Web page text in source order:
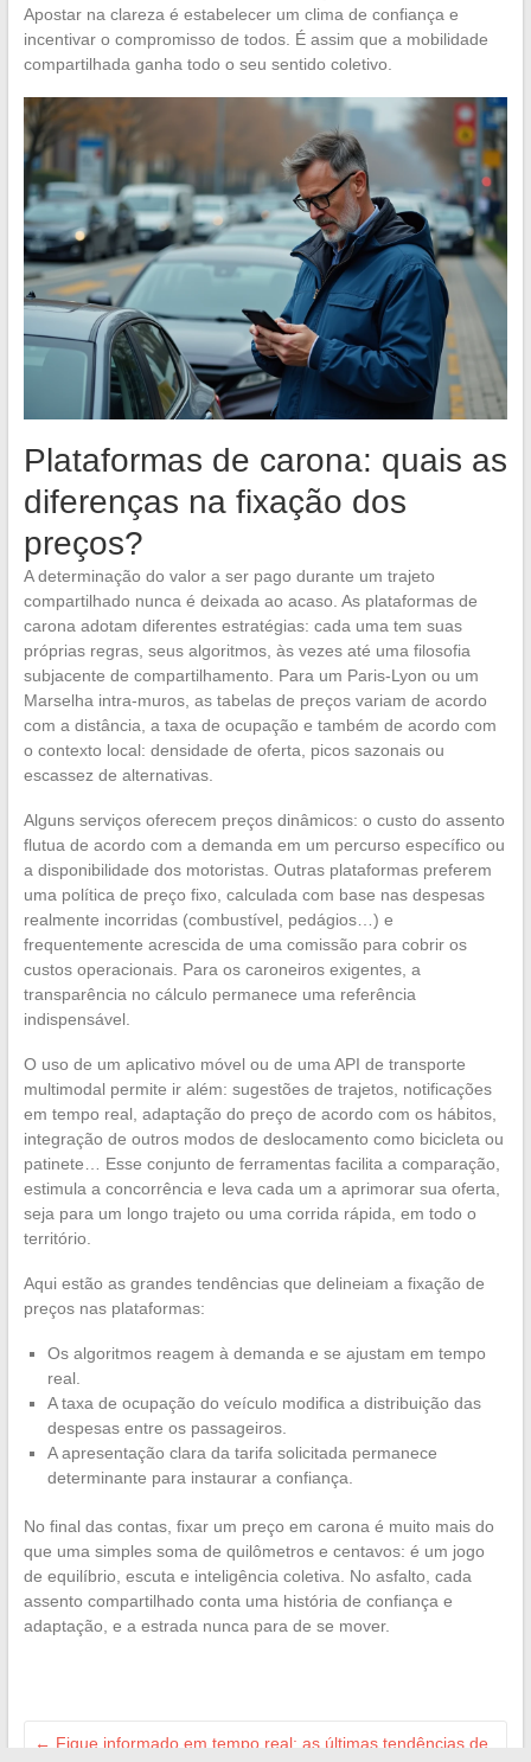
Apostar na clareza é estabelecer um clima de confiança e
incentivar o compromisso de todos. É assim que a mobilidade
compartilhada ganha todo o seu sentido coletivo.
Plataformas de carona: quais as
diferenças na fixação dos
preços?
A determinação do valor a ser pago durante um trajeto
compartilhado nunca é deixada ao acaso. As plataformas de
carona adotam diferentes estratégias: cada uma tem suas
próprias regras, seus algoritmos, às vezes até uma filosofia
subjacente de compartilhamento. Para um Paris-Lyon ou um
Marselha intra-muros, as tabelas de preços variam de acordo
com a distância, a taxa de ocupação e também de acordo com
o contexto local: densidade de oferta, picos sazonais ou
escassez de alternativas.
Alguns serviços oferecem preços dinâmicos: o custo do assento
flutua de acordo com a demanda em um percurso específico ou
a disponibilidade dos motoristas. Outras plataformas preferem
uma política de preço fixo, calculada com base nas despesas
realmente incorridas (combustível, pedágios…) e
frequentemente acrescida de uma comissão para cobrir os
custos operacionais. Para os caroneiros exigentes, a
transparência no cálculo permanece uma referência
indispensável.
O uso de um aplicativo móvel ou de uma API de transporte
multimodal permite ir além: sugestões de trajetos, notificações
em tempo real, adaptação do preço de acordo com os hábitos,
integração de outros modos de deslocamento como bicicleta ou
patinete… Esse conjunto de ferramentas facilita a comparação,
estimula a concorrência e leva cada um a aprimorar sua oferta,
seja para um longo trajeto ou uma corrida rápida, em todo o
território.
Aqui estão as grandes tendências que delineiam a fixação de
preços nas plataformas:
Os algoritmos reagem à demanda e se ajustam em tempo
real.
A taxa de ocupação do veículo modifica a distribuição das
despesas entre os passageiros.
A apresentação clara da tarifa solicitada permanece
determinante para instaurar a confiança.
No final das contas, fixar um preço em carona é muito mais do
que uma simples soma de quilômetros e centavos: é um jogo
de equilíbrio, escuta e inteligência coletiva. No asfalto, cada
assento compartilhado conta uma história de confiança e
adaptação, e a estrada nunca para de se mover.
← Fique informado em tempo real: as últimas tendências de